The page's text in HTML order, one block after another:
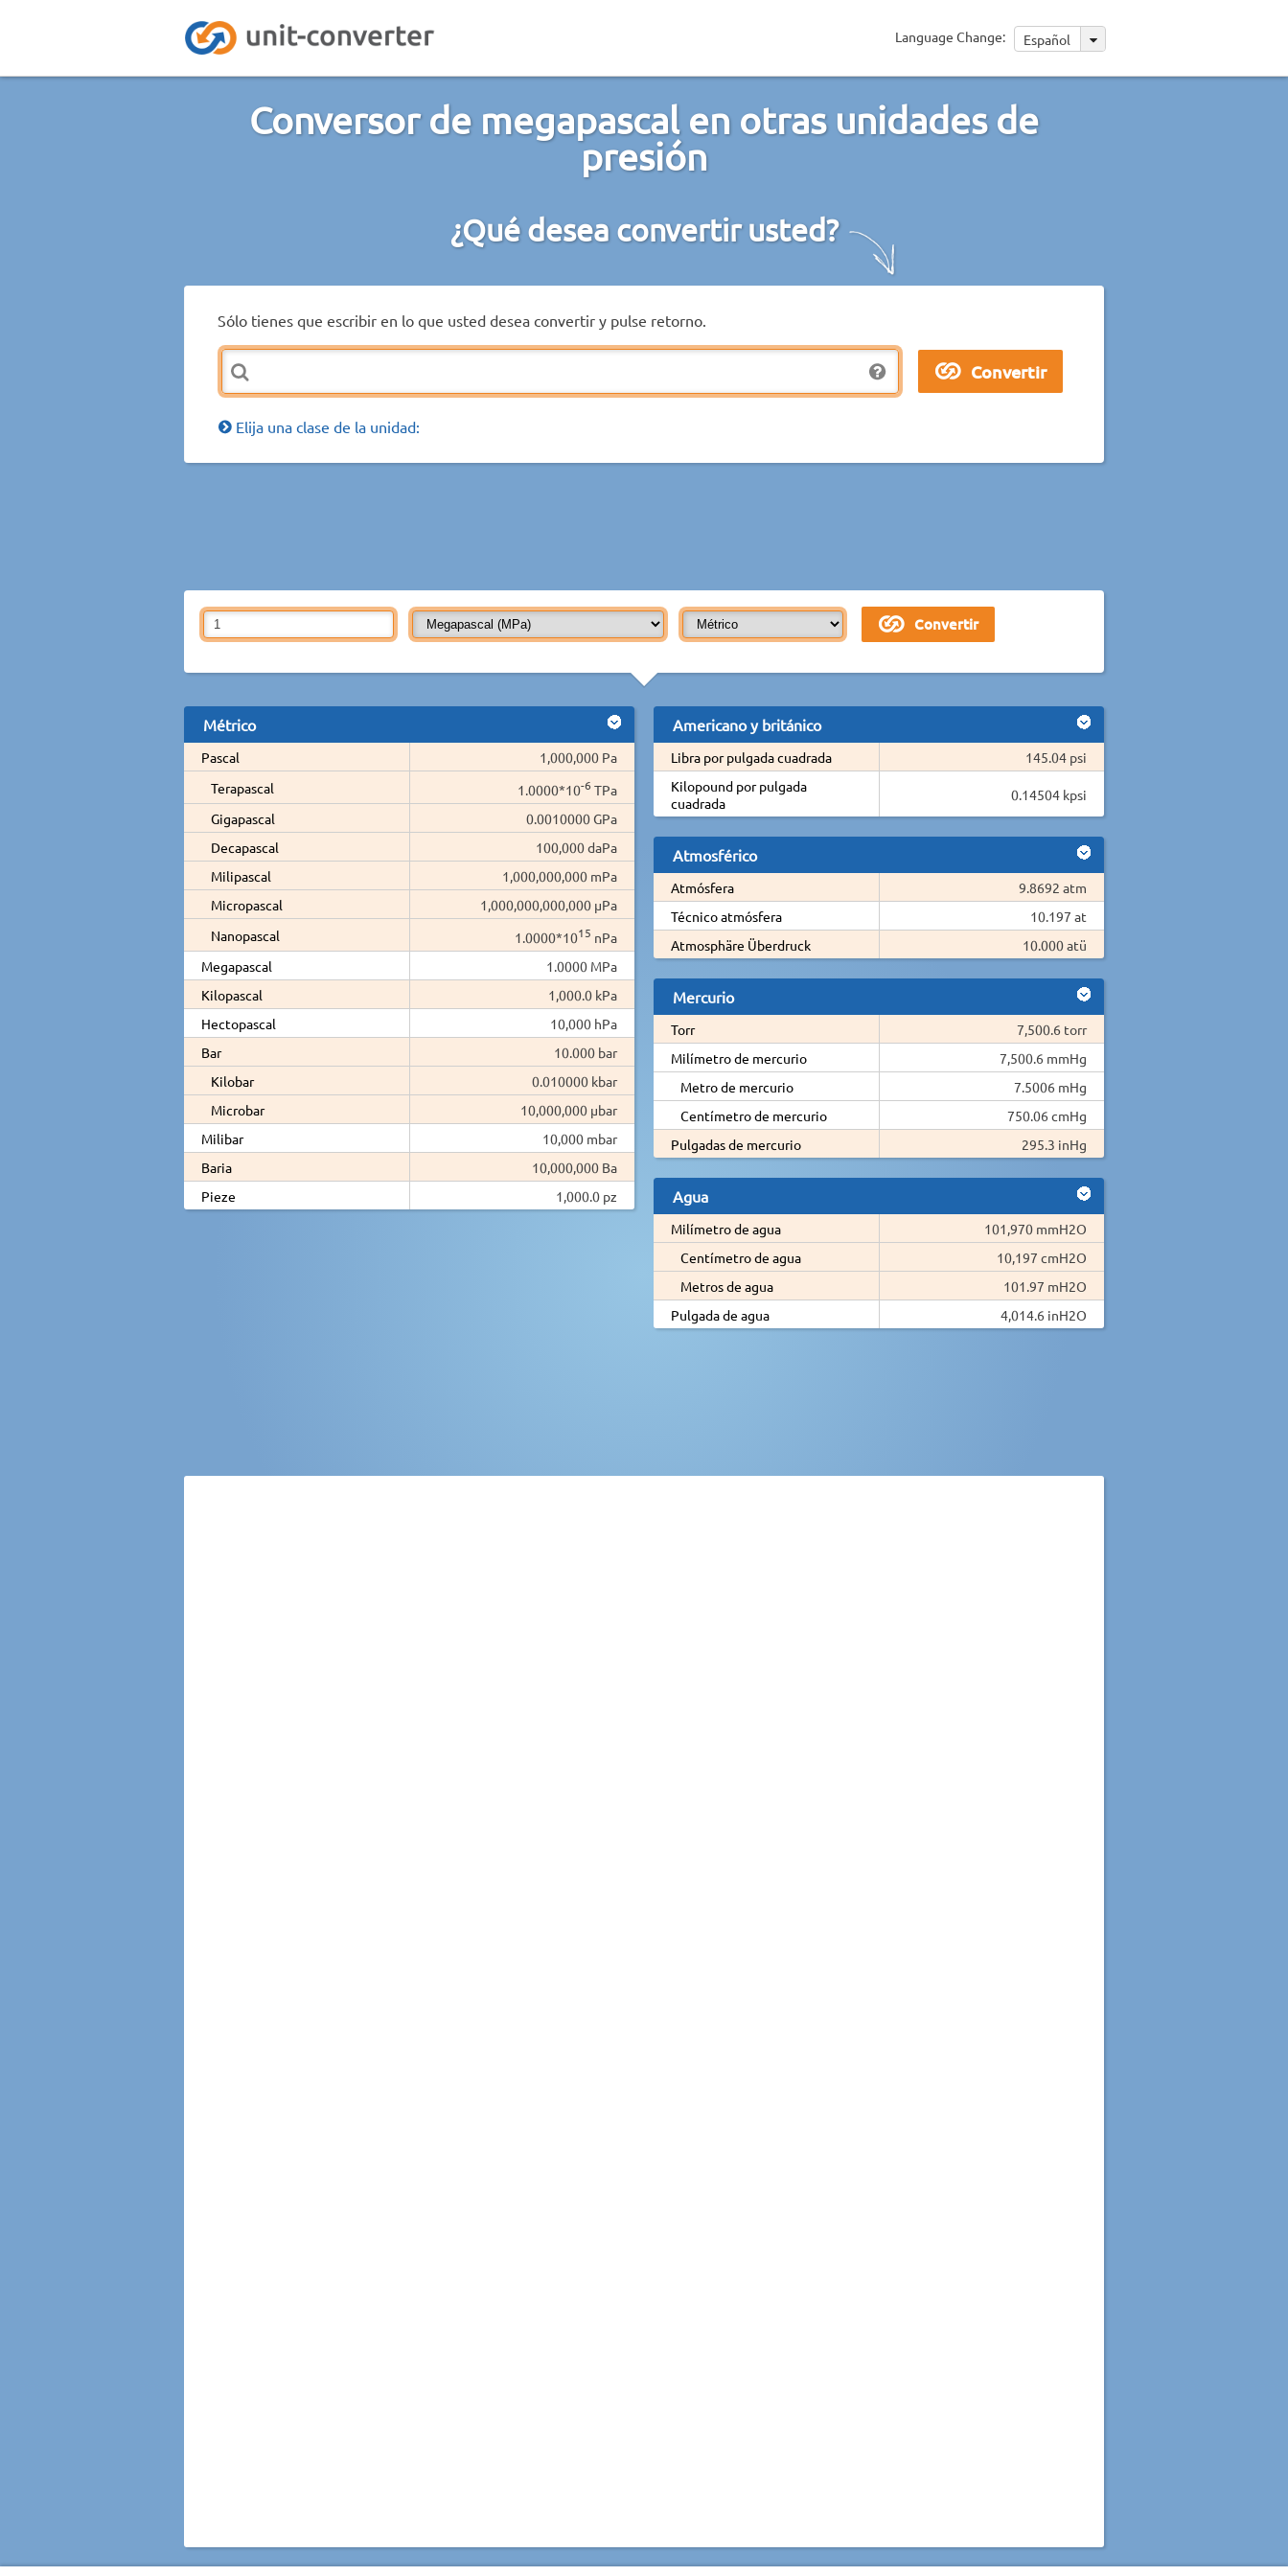
Language Change: Español
Conversor de megapascal en otras unidades de
presión
¿Qué desea convertir usted?
Sólo tienes que escribir en lo que usted desea convertir y pulse retorno.
Elija una clase de la unidad:
Métrico
Pascal
1,000,000 Pa
Terapascal
1.0000*10-6 TPa
Gigapascal
0.0010000 GPa
Decapascal
100,000 daPa
Milipascal
1,000,000,000 mPa
Micropascal
1,000,000,000,000 µPa
Nanopascal
1.0000*1015 nPa
Megapascal
1.0000 MPa
Kilopascal
1,000.0 kPa
Hectopascal
10,000 hPa
Bar
10.000 bar
Kilobar
0.010000 kbar
Microbar
10,000,000 µbar
Milibar
10,000 mbar
Baria
10,000,000 Ba
Pieze
1,000.0 pz
Americano y británico
Libra por pulgada cuadrada
145.04 psi
Kilopound por pulgada
cuadrada
0.14504 kpsi
Atmosférico
Atmósfera
9.8692 atm
Técnico atmósfera
10.197 at
Atmosphäre Überdruck
10.000 atü
Mercurio
Torr
7,500.6 torr
Milímetro de mercurio
7,500.6 mmHg
Metro de mercurio
7.5006 mHg
Centímetro de mercurio
750.06 cmHg
Pulgadas de mercurio
295.3 inHg
Agua
Milímetro de agua
101,970 mmH2O
Centímetro de agua
10,197 cmH2O
Metros de agua
101.97 mH2O
Pulgada de agua
4,014.6 inH2O